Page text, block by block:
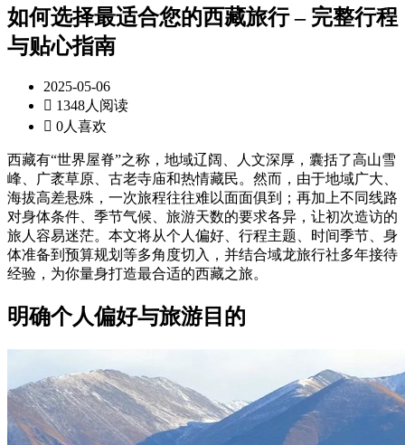
如何选择最适合您的西藏旅行 – 完整行程
与贴心指南
2025-05-06
 1348人阅读
 0人喜欢
西藏有“世界屋脊”之称，地域辽阔、人文深厚，囊括了高山雪
峰、广袤草原、古老寺庙和热情藏民。然而，由于地域广大、
海拔高差悬殊，一次旅程往往难以面面俱到；再加上不同线路
对身体条件、季节气候、旅游天数的要求各异，让初次造访的
旅人容易迷茫。本文将从个人偏好、行程主题、时间季节、身
体准备到预算规划等多角度切入，并结合域龙旅行社多年接待
经验，为你量身打造最合适的西藏之旅。
明确个人偏好与旅游目的